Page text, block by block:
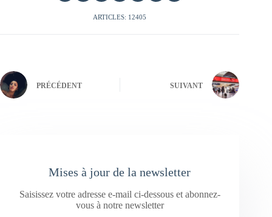
ARTICLES: 12405
PRÉCÉDENT SUIVANT
Mises à jour de la newsletter
Saisissez votre adresse e-mail ci-dessous et abonnez-
vous à notre newsletter